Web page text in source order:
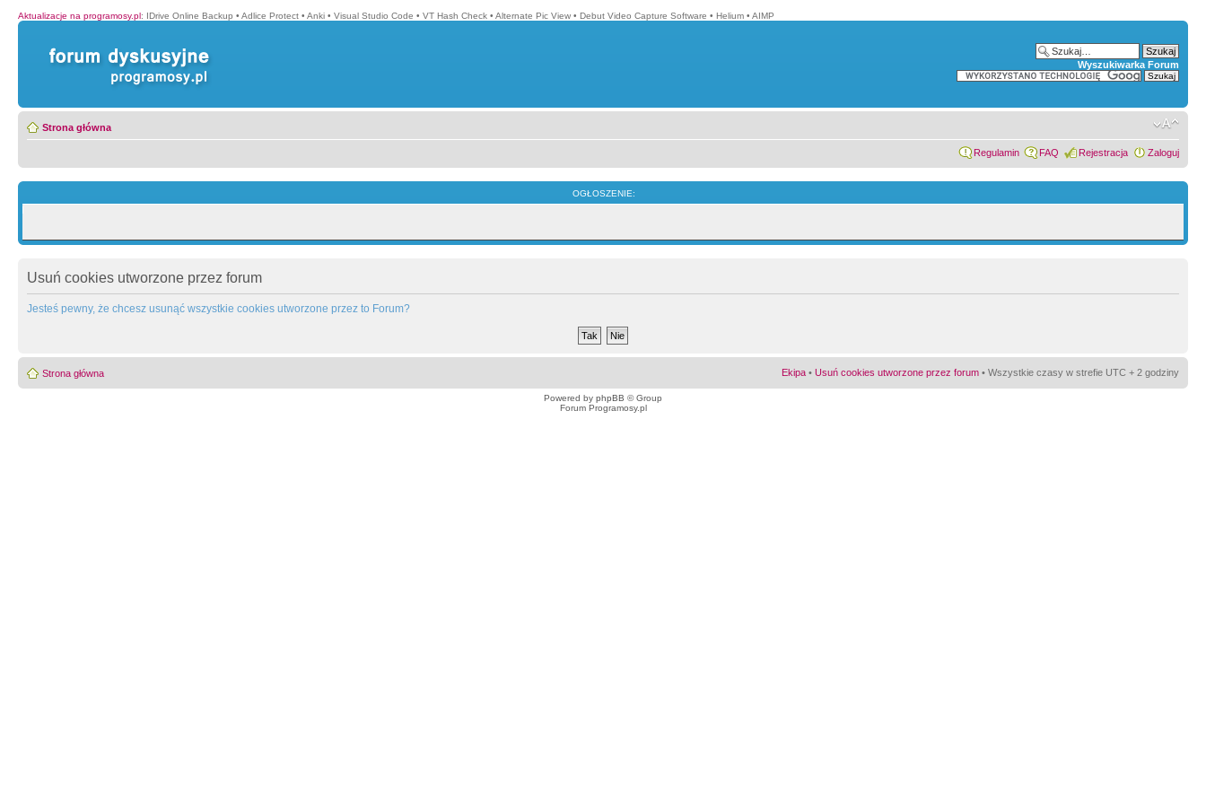
Aktualizacje na programosy.pl: IDrive Online Backup • Adlice Protect • Anki • Visual Studio Code • VT Hash Check • Alternate Pic View • Debut Video Capture Software • Helium • AIMP
Wyszukiwarka Forum
Strona główna
Regulamin FAQ Rejestracja Zaloguj
OGŁOSZENIE:
Usuń cookies utworzone przez forum
Jesteś pewny, że chcesz usunąć wszystkie cookies utworzone przez to Forum?
Strona główna Ekipa • Usuń cookies utworzone przez forum • Wszystkie czasy w strefie UTC + 2 godziny
Powered by phpBB © Group
Forum Programosy.pl